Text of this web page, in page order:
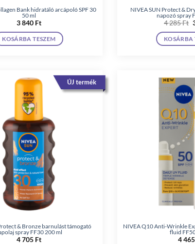
Bank hidratáló arcápoló SPF 30
50 ml
3 840 Ft
KOSÁRBA TESZEM
NIVEA SUN Protect &
napozó spray
4 285Ft
KOSÁRBA
ÚJ termék
& Bronze barnulást támogató
spray FF30 200 ml
4 705 Ft
NIVEA Q10 Anti-Wrinkle
fluid
4 465